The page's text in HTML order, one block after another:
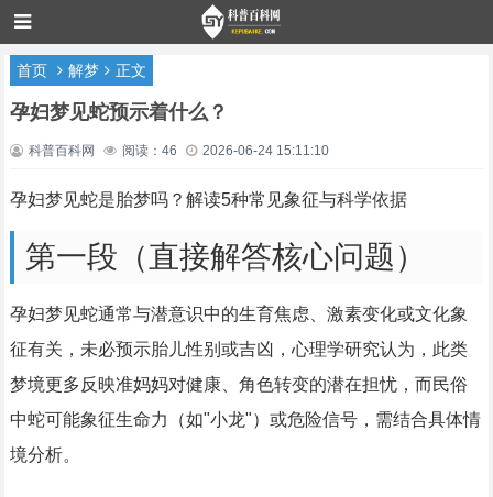
首页 解梦 正文
孕妇梦见蛇预示着什么？
科普百科网 阅读：46 2026-06-24 15:11:10
孕妇梦见蛇是胎梦吗？解读5种常见象征与科学依据
第一段（直接解答核心问题）
孕妇梦见蛇通常与潜意识中的生育焦虑、激素变化或文化象
征有关，未必预示胎儿性别或吉凶，心理学研究认为，此类
梦境更多反映准妈妈对健康、角色转变的潜在担忧，而民俗
中蛇可能象征生命力（如"小龙"）或危险信号，需结合具体情
境分析。